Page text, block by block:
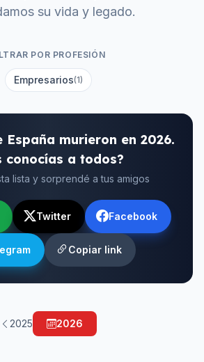
su vida y legado.
POR PROFESIÓN
Empresarios(1)
España murieron en 2026.
conocías a todos?
lista y sorprendé a tus amigos
Twitter Facebook
Copiar link
2025 2026